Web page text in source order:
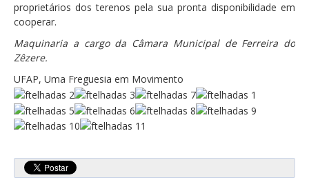
Abastecimento de Água
Roturas e Leituras
Qualidade da Água
Atendimento ao Público
Biblioteca Online FZZ
Plantas PDM Online
Faixas Gestão Combustível
Regulamentos em Vigor
proprietários dos terenos pela sua pronta disponibilidade em
cooperar.
Maquinaria a cargo da Câmara Municipal de Ferreira do
Zêzere.
UFAP, Uma Freguesia em Movimento